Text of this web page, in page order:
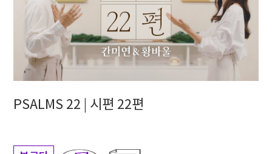
PSALMS 22 | 시편 22편